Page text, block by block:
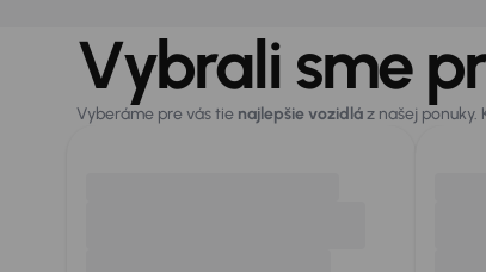
Vybrali sme
Vyberáme pre vás tie najlepšie vozidláz našej ponuky.